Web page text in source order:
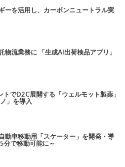
ーを活用し、カーボンニュートラル実
流業務に 「生成AI出荷検品アプリ」
トでD2C展開する「ウェルモット製薬」
」を導入
動車移動用「スケーター」を開発・導
分で移動可能に～